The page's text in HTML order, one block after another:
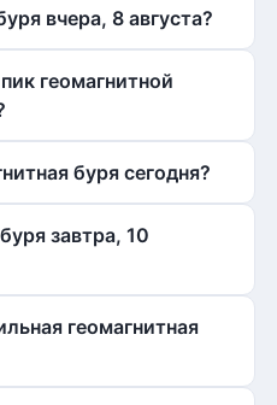
вчера, 8 августа?
геомагнитной
буря сегодня?
завтра, 10
геомагнитная